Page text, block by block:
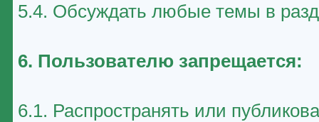
5.4. Обсуждать любые темы в
6. Пользователю запрещается:
6.1. Распространять или